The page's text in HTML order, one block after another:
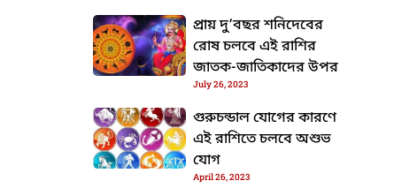
HTML / JS Code
প্রায় দু’বছর শনিদেবের
রোষ চলবে এই রাশির
জাতক-জাতিকাদের উপর
July 26, 2023
গুরুচন্ডাল যোগের কারণে
এই রাশিতে চলবে অশুভ
যোগ
April 26, 2023